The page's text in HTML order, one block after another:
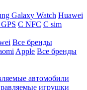
Galaxy Watch Huawei
C NFC C sim
Все бренды
Apple Все бренды
автомобили
игрушки